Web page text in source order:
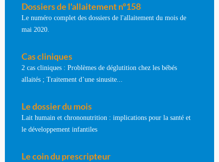
Dossiers de l'allaitement n°158
Le numéro complet des dossiers de l'allaitement du mois de
mai 2020.
Cas cliniques
2 cas cliniques : Problèmes de déglutition chez les bébés
allaités ; Traitement d’une sinusite...
Le dossier du mois
Lait humain et chrononutrition : implications pour la santé et
le développement infantiles
Le coin du prescripteur